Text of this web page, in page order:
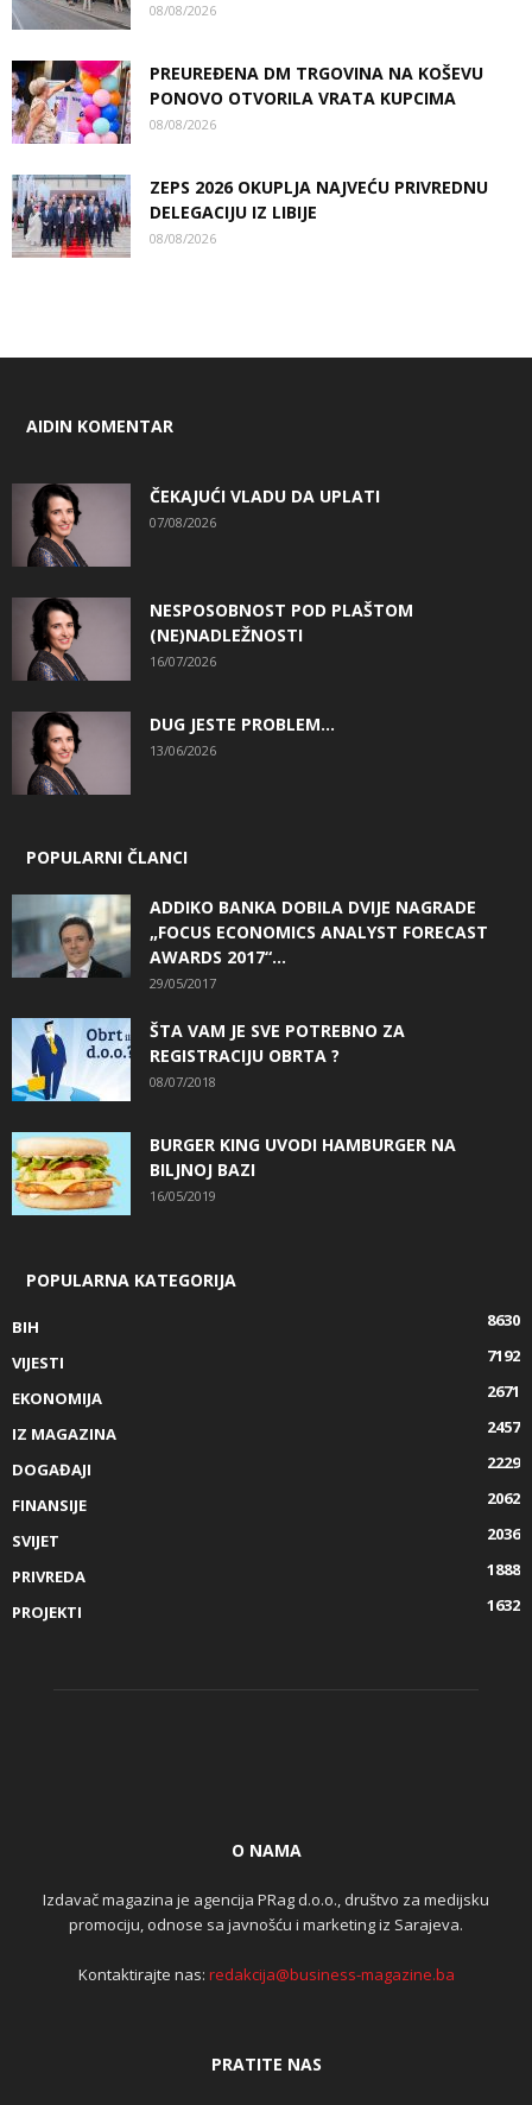
08/08/2026
PREUREĐENA DM TRGOVINA NA KOŠEVU
PONOVO OTVORILA VRATA KUPCIMA
08/08/2026
ZEPS 2026 OKUPLJA NAJVEĆU PRIVREDNU
DELEGACIJU IZ LIBIJE
08/08/2026
AIDIN KOMENTAR
ČEKAJUĆI VLADU DA UPLATI
07/08/2026
NESPOSOBNOST POD PLAŠTOM
(NE)NADLEŽNOSTI
16/07/2026
DUG JESTE PROBLEM…
13/06/2026
POPULARNI ČLANCI
ADDIKO BANKA DOBILA DVIJE NAGRADE
„FOCUS ECONOMICS ANALYST FORECAST
AWARDS 2017“...
29/05/2017
ŠTA VAM JE SVE POTREBNO ZA
REGISTRACIJU OBRTA ?
08/07/2018
BURGER KING UVODI HAMBURGER NA
BILJNOJ BAZI
16/05/2019
POPULARNA KATEGORIJA
BIH
8630
VIJESTI
7192
EKONOMIJA
2671
IZ MAGAZINA
2457
DOGAĐAJI
2229
FINANSIJE
2062
SVIJET
2036
PRIVREDA
1888
PROJEKTI
1632
O NAMA
Izdavač magazina je agencija PRag d.o.o., društvo za medijsku
promociju, odnose sa javnošću i marketing iz Sarajeva.
Kontaktirajte nas: redakcija@business-magazine.ba
PRATITE NAS